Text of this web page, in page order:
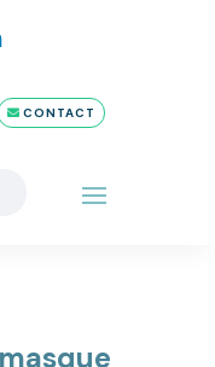
CONTACT